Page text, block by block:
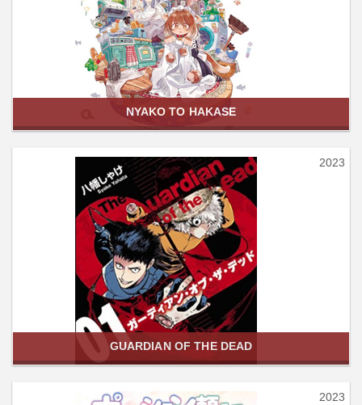
NYAKO TO HAKASE
2023
GUARDIAN OF THE DEAD
2023